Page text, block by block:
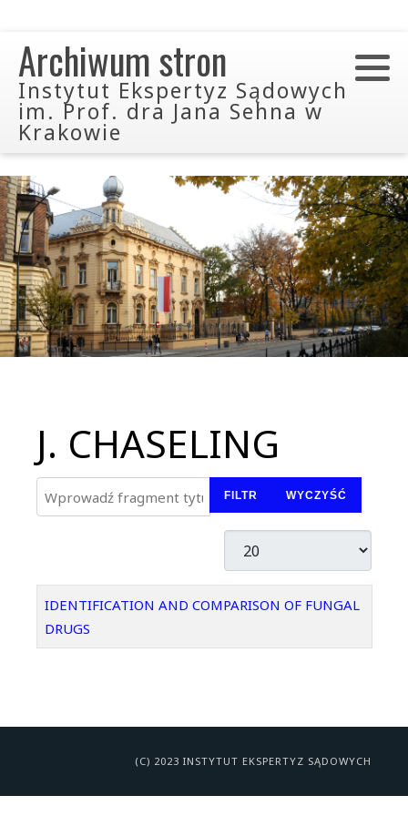
Archiwum stron
Instytut Ekspertyz Sądowych
im. Prof. dra Jana Sehna w
Krakowie
J. CHASELING
Wprowadź fragment tytułu FILTR WYCZYŚĆ
Pokaż #
Tytuł
IDENTIFICATION AND COMPARISON OF FUNGAL
DRUGS
(C) 2023 INSTYTUT EKSPERTYZ SĄDOWYCH